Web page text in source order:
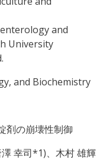
and
University
and Biochemistry
剤の崩壊性制御
幸司*1)、木村 雄輝